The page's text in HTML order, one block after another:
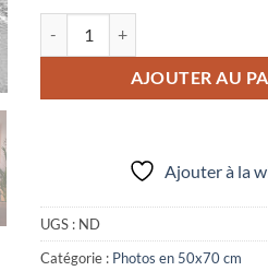
AJOUTER AU
Ajouter à la
UGS : ND
Catégorie : Photos en 50x70 cm